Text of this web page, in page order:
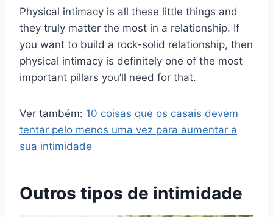
Physical intimacy is all these little things and
they truly matter the most in a relationship. If
you want to build a rock-solid relationship, then
physical intimacy is definitely one of the most
important pillars you’ll need for that.
Ver também: 10 coisas que os casais devem
tentar pelo menos uma vez para aumentar a
sua intimidade
Outros tipos de intimidade